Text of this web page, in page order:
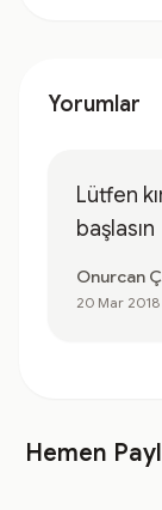
Yorumlar
Lütfen
başlasın
Onurcan
20 Mar 2018
Hemen